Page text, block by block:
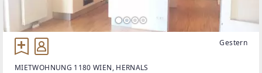
Gestern
MIETWOHNUNG 1180 WIEN, HERNALS